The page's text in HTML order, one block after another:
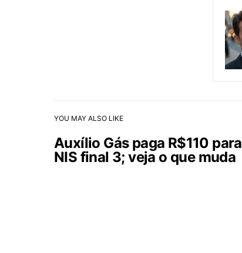
YOU MAY ALSO LIKE
Auxílio Gás paga R$110 para
NIS final 3; veja o que muda